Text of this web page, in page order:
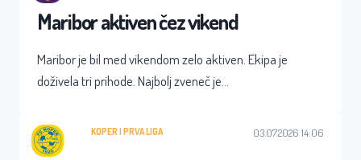
Maribor aktiven čez vikend
Maribor je bil med vikendom zelo aktiven. Ekipa je
doživela tri prihode. Najbolj zveneč je…
KOPER | PRVA LIGA 03.07.2026 14:06